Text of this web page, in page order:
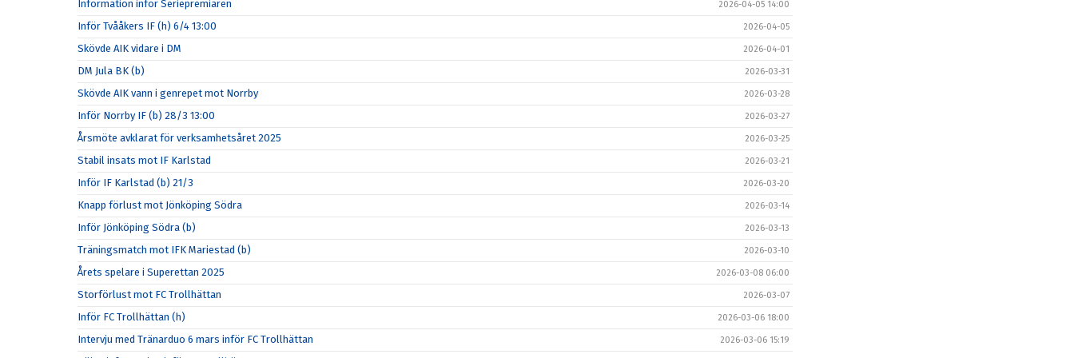
Information inför Seriepremiären 2026-04-05 14:00
Inför Tvååkers IF (h) 6/4 13:00 2026-04-05
Skövde AIK vidare i DM 2026-04-01
DM Jula BK (b) 2026-03-31
Skövde AIK vann i genrepet mot Norrby 2026-03-28
Inför Norrby IF (b) 28/3 13:00 2026-03-27
Årsmöte avklarat för verksamhetsåret 2025 2026-03-25
Stabil insats mot IF Karlstad 2026-03-21
Inför IF Karlstad (b) 21/3 2026-03-20
Knapp förlust mot Jönköping Södra 2026-03-14
Inför Jönköping Södra (b) 2026-03-13
Träningsmatch mot IFK Mariestad (b) 2026-03-10
Årets spelare i Superettan 2025 2026-03-08 06:00
Storförlust mot FC Trollhättan 2026-03-07
Inför FC Trollhättan (h) 2026-03-06 18:00
Intervju med Tränarduo 6 mars inför FC Trollhättan 2026-03-06 15:19